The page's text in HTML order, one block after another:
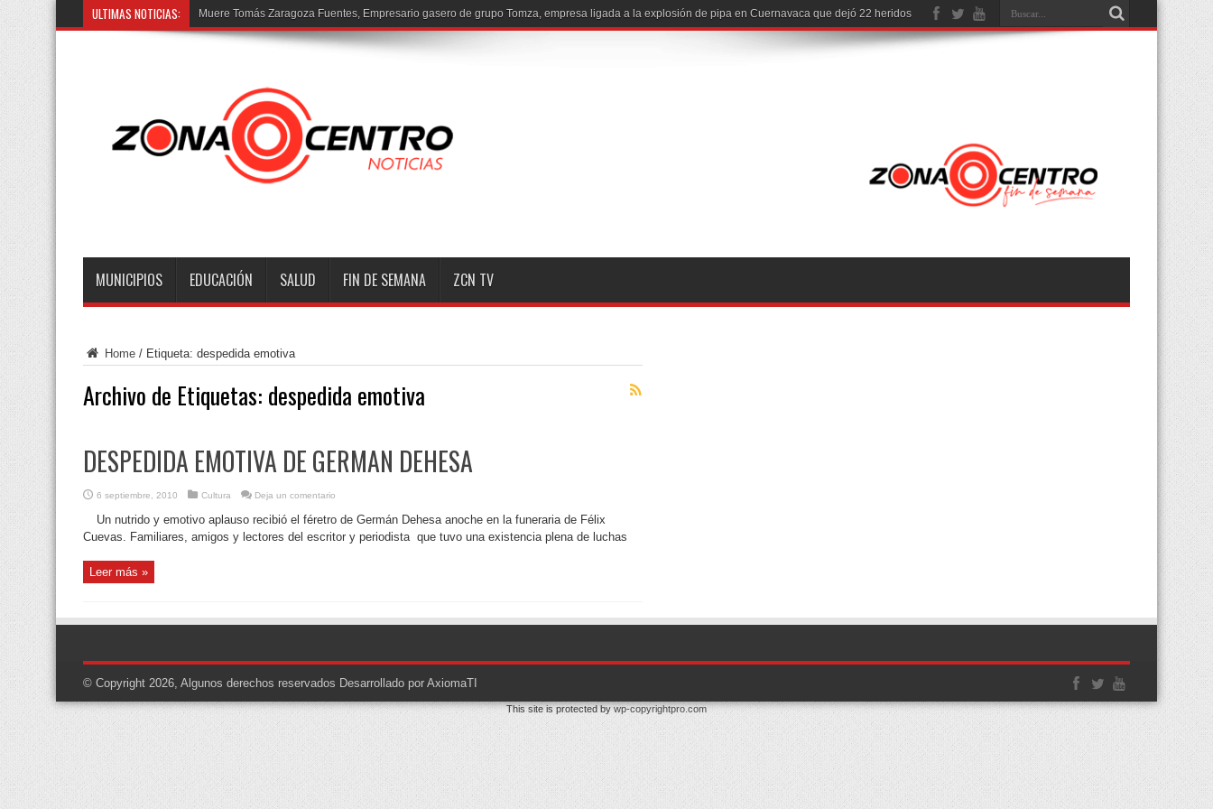
ULTIMAS NOTICIAS: Prisi
MUNICIPIOS EDUCACIÓN SALUD FIN DE SEMANA ZCN TV
Home / Etiqueta: despedida emotiva
Archivo de Etiquetas: despedida emotiva
DESPEDIDA EMOTIVA DE GERMAN DEHESA
6 septiembre, 2010 Cultura Deja un comentario
Un nutrido y emotivo aplauso recibió el féretro de Germán Dehesa anoche en la funeraria de Félix
Cuevas. Familiares, amigos y lectores del escritor y periodista que tuvo una existencia plena de luchas
Leer más »
© Copyright 2026, Algunos derechos reservados Desarrollado por AxiomaTI
This site is protected bywp-copyrightpro.com